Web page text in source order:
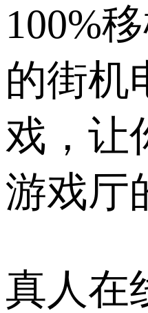
100%
的街机
戏，让
游戏厅
真人在